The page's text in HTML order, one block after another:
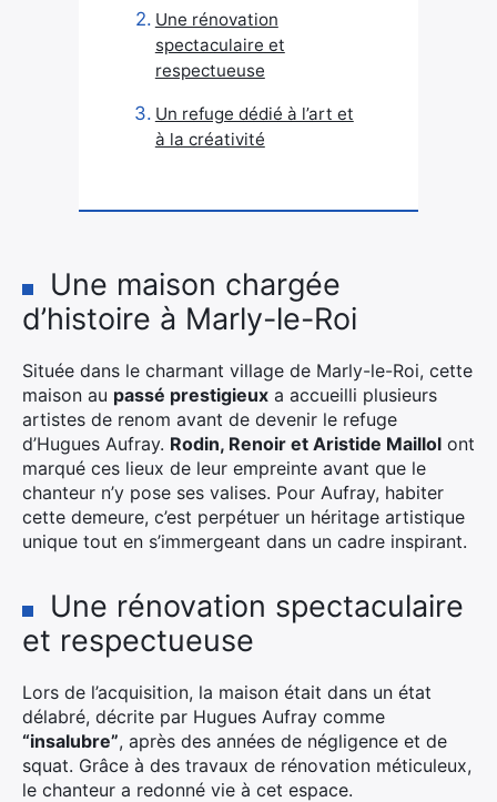
Une rénovation
spectaculaire et
respectueuse
Un refuge dédié à l’art et
à la créativité
Une maison chargée
d’histoire à Marly-le-Roi
Située dans le charmant village de Marly-le-Roi, cette
maison au passé prestigieux a accueilli plusieurs
artistes de renom avant de devenir le refuge
d’Hugues Aufray. Rodin, Renoir et Aristide Maillol ont
marqué ces lieux de leur empreinte avant que le
chanteur n’y pose ses valises. Pour Aufray, habiter
cette demeure, c’est perpétuer un héritage artistique
unique tout en s’immergeant dans un cadre inspirant.
Une rénovation spectaculaire
et respectueuse
Lors de l’acquisition, la maison était dans un état
délabré, décrite par Hugues Aufray comme
“insalubre”, après des années de négligence et de
squat. Grâce à des travaux de rénovation méticuleux,
le chanteur a redonné vie à cet espace.